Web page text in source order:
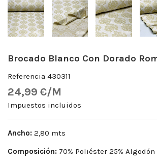
Brocado Blanco Con Dorado
Referencia 430311
24,99 €/M
Impuestos incluidos
Ancho: 2,80 mts
Composición: 70% Poliéster 25% Algodón